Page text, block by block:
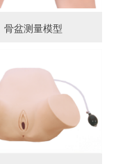
骨盆测量模型